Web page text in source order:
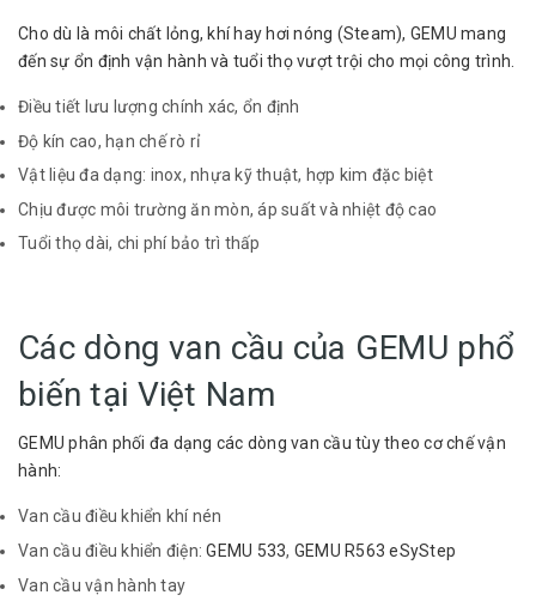
Cho dù là môi chất lỏng, khí hay hơi nóng (Steam), GEMU mang
đến sự ổn định vận hành và tuổi thọ vượt trội cho mọi công trình.
Điều tiết lưu lượng chính xác, ổn định
Độ kín cao, hạn chế rò rỉ
Vật liệu đa dạng: inox, nhựa kỹ thuật, hợp kim đặc biệt
Chịu được môi trường ăn mòn, áp suất và nhiệt độ cao
Tuổi thọ dài, chi phí bảo trì thấp
Các dòng van cầu của GEMU phổ
biến tại Việt Nam
GEMU phân phối đa dạng các dòng van cầu tùy theo cơ chế vận
hành:
Van cầu điều khiển khí nén
Van cầu điều khiển điện:GEMU 533, GEMU R563 eSyStep
Van cầu vận hành tay